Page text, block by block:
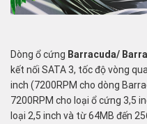
Dòng ổ cứng Barracuda/
kết nối SATA 3, tốc độ vòng
inch (7200RPM cho dòng
7200RPM cho loại ổ cứng 3,5
loại 2,5 inch và từ 64MB đến